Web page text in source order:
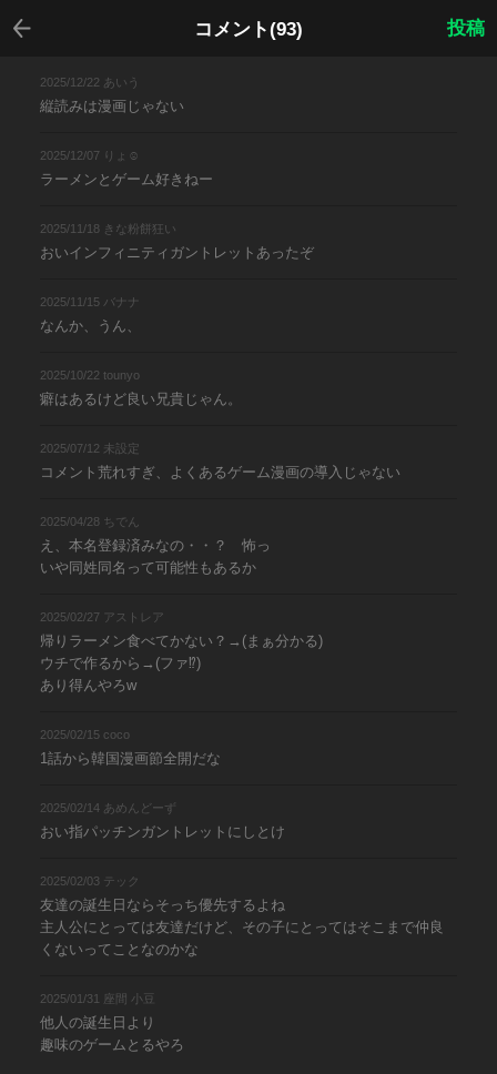
コメント(93)
戻る
投稿
2025/12/22 あいう
縦読みは漫画じゃない
2025/12/07 りょ☺︎
ラーメンとゲーム好きねー
2025/11/18 きな粉餅狂い
おいインフィニティガントレットあったぞ
2025/11/15 バナナ
なんか、うん、
2025/10/22 tounyo
癖はあるけど良い兄貴じゃん。
2025/07/12 未設定
コメント荒れすぎ、よくあるゲーム漫画の導入じゃない
2025/04/28 ちでん
え、本名登録済みなの・・？ 怖っ
いや同姓同名って可能性もあるか
2025/02/27 アストレア
帰りラーメン食べてかない？→(まぁ分かる)
ウチで作るから→(ファ⁉︎)
あり得んやろw
2025/02/15 coco
1話から韓国漫画節全開だな
2025/02/14 あめんどーず
おい指パッチンガントレットにしとけ
2025/02/03 テック
友達の誕生日ならそっち優先するよね
主人公にとっては友達だけど、その子にとってはそこまで仲良
くないってことなのかな
2025/01/31 座間 小豆
他人の誕生日より
趣味のゲームとるやろ